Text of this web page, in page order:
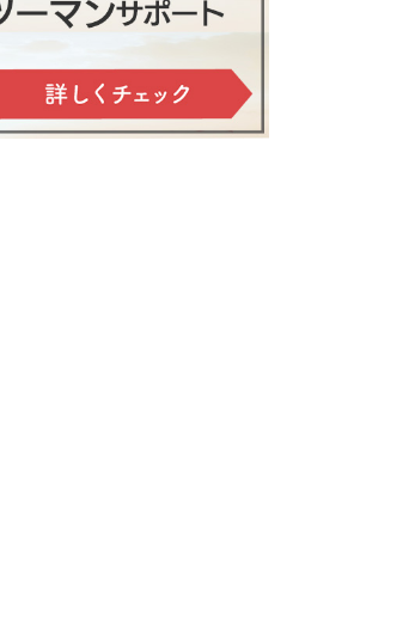
受験対策まとめ
準備や心構え
護士として働いた
との違い